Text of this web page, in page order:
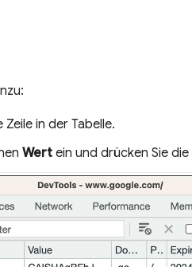
in der Tabelle.
Wert ein und drücken Sie die